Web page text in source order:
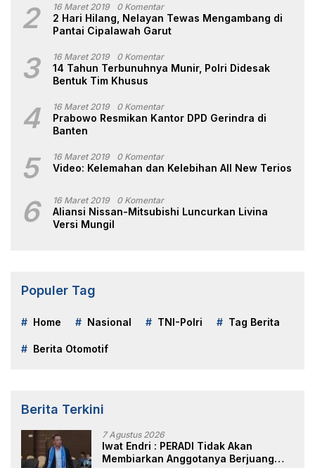
2 16 Maret 2019 0 Komentar
2 Hari Hilang, Nelayan Tewas Mengambang di
Pantai Cipalawah Garut
3 16 Maret 2019 0 Komentar
14 Tahun Terbunuhnya Munir, Polri Didesak
Bentuk Tim Khusus
4 16 Maret 2019 0 Komentar
Prabowo Resmikan Kantor DPD Gerindra di
Banten
5 16 Maret 2019 0 Komentar
Video: Kelemahan dan Kelebihan All New Terios
6 16 Maret 2019 0 Komentar
Aliansi Nissan-Mitsubishi Luncurkan Livina
Versi Mungil
Populer Tag
Home Nasional TNI-Polri Tag Berita
Berita Otomotif
Berita Terkini
7 Agustus 2026
Iwat Endri : PERADI Tidak Akan
Membiarkan Anggotanya Berjuang